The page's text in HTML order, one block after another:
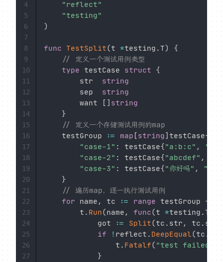
"reflect"
"testing"
)
func TestSplit(t *testing .T)
{
// 定义一个测试用例类型
type testCase struct
{
		str
string
		sep
string
		want
[ ] string
}
// 定义一个存储测试用例的map
	testGroup
:= map [string] testCase{
"case-1" : testCase{"a:b:c" , ":"
"case-2" : testCase{"abcdef" ,
"case-3" : testCase{"你好吗" , "好"
}
// 遍历map，逐一执行测试用例
for name , tc := range testGroup {
		t
. Run(name , func(t *testing .T
			got
:= Split(tc . str , tc . sep
if
! reflect . DeepEqual(tc .
				t
. Fatalf( "test
}
4
5
6
7
8
9
10
11
12
13
14
15
16
17
18
19
20
21
22
23
24
25
26
27